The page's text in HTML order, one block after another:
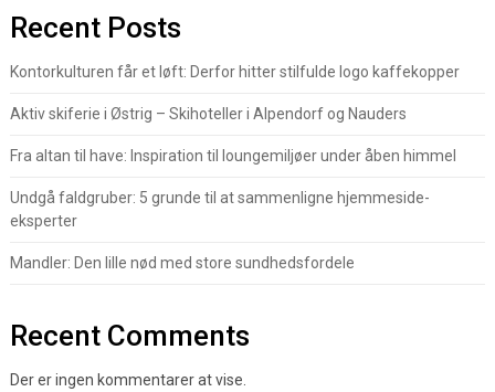
Recent Posts
Kontorkulturen får et løft: Derfor hitter stilfulde logo kaffekopper
Aktiv skiferie i Østrig – Skihoteller i Alpendorf og Nauders
Fra altan til have: Inspiration til loungemiljøer under åben himmel
Undgå faldgruber: 5 grunde til at sammenligne hjemmeside-
eksperter
Mandler: Den lille nød med store sundhedsfordele
Recent Comments
Der er ingen kommentarer at vise.